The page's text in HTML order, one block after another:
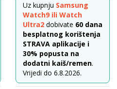
Uz kupnju Samsung
Watch9 ili Watch
Ultra2 dobivate 60 dana
besplatnog korištenja
STRAVA aplikacije i
30% popusta na
dodatni kaiš/remen.
Vrijedi do 6.8.2026.